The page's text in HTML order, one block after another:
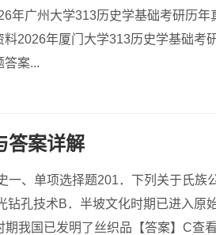
年广州大学313历史学基础考研历
2026年厦门大学313历史学基础考
答案...
答案详解
、单项选择题201．下列关于氏族
孔技术B．半坡文化时期已进入原
我国已发明了丝织品【答案】C查